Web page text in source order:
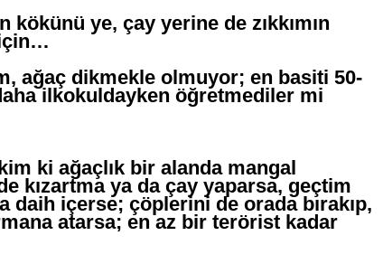
kökünü ye, çay yerine de zıkkımın
ağaç dikmekle olmuyor; en basiti 50-
ilkokuldayken öğretmediler mi
ki ağaçlık bir alanda mangal
kızartma ya da çay yaparsa, geçtim
daih içerse; çöplerini de orada bırakıp,
atarsa; en az bir terörist kadar